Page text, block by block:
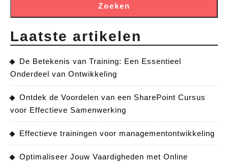
Zoeken
Laatste artikelen
De Betekenis van Training: Een Essentieel
Onderdeel van Ontwikkeling
Ontdek de Voordelen van een SharePoint Cursus
voor Effectieve Samenwerking
Effectieve trainingen voor managementontwikkeling
Optimaliseer Jouw Vaardigheden met Online